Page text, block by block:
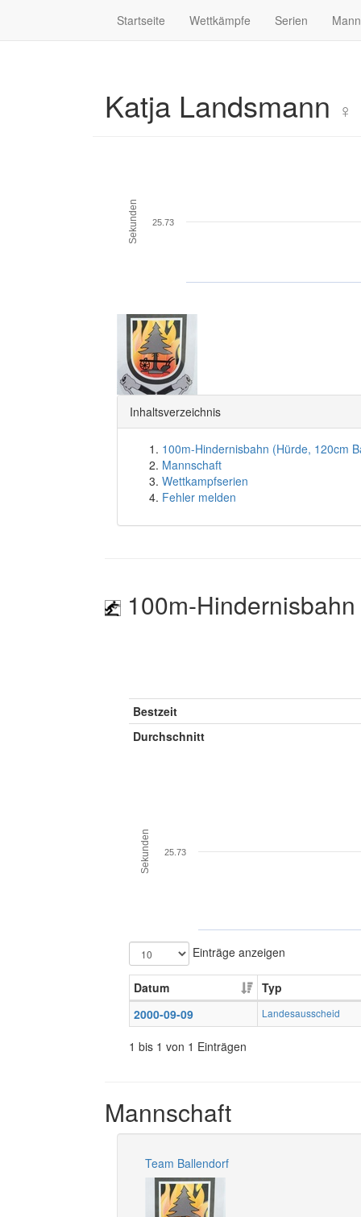
Startseite Wettkämpfe Serien
Katja Landsmann ♀
Sekunden 25.73
Inhaltsverzeichnis
100m-Hindernisbahn (Hürde, 120cm
Mannschaft
Wettkampfserien
Fehler melden
100m-
Bestzeit
Durchschnitt
Sekunden 25.73
Einträge anzeigen
Datum
Typ
2000-09-09
Landesausscheid
1 bis 1 von 1 Einträgen
Mannschaft
Team Ballendorf